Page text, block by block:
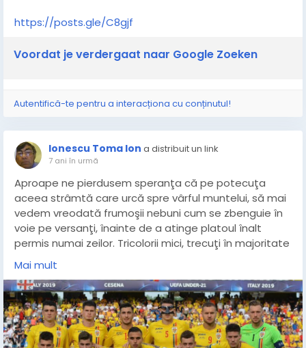
https://posts.gle/C8gjf
Voordat je verdergaat naar Google Zoeken
Autentifică-te pentru a interacționa cu conținutul!
Ionescu Toma Ion a distribuit un link
7 ani în urmă
Aproape ne pierdusem speranţa că pe potecuţa
aceea strâmtă care urcă spre vârful muntelui, să mai
vedem vreodată frumoşii nebuni cum se zbenguie în
voie pe versanţi, înainte de a atinge platoul înalt
permis numai zeilor. Tricolorii mici, trecuţi în majoritate
lor prin academia regelui Hagi, unde au căpătat
conştiinţa de sine a valorii şi li s-a inoculat cu acribie
harul şi spiritul viu al profesorului ce le-a dezvăluit
taina, că numai în echipă poţi înfrânge capcanele şi
vicleniile ascensiunii.
Şi după ce au demonstrat strălucitoarele abilităţi de
Mai mult